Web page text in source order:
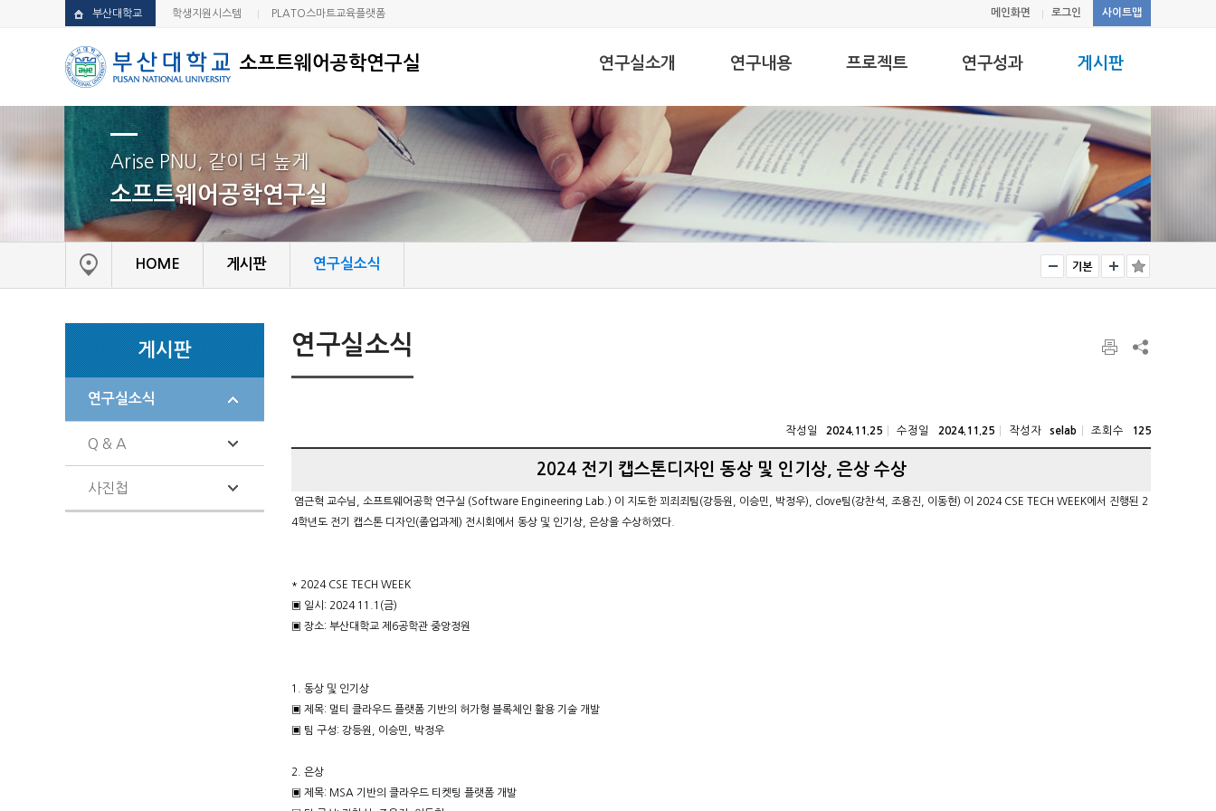
소프트웨어공학연구실
부산대학교 학생지원시스템 PLATO스마트교육플랫폼 메인화면 로그인 사이트맵
연구실소개
연구실소개
지도교수
연구실구성원
졸업생현황
연구내용
멀티클라우드
마이크로서비스
허가형 블록체인
플랫폼
프로젝트
전체 프로젝트
진행중인 프로젝
완료된 프로젝트
연구성과
학술지 논문
학술회의 논문
특허
게시판
연구실소식
Q & A
사진첩
Arise PNU, 같이 더 높게
소프트웨어공학연구실
HOME 게시판 연구실소식
게시판
연구실소식
Q & A
사진첩
연구실소식
작성일 2024.11.25 수정일 2024.11.25 작성자 selab 조회수 125
2024 전기 캡스톤디자인 동상 및 인기상, 은상 수상
염근혁 교수님, 소프트웨어공학 연구실 (Software Engineering Lab.) 이 지도한 꾀죄죄팀(강등원, 이승민, 박정우), clove팀(강찬석, 조용진, 이동현) 이 2024 CSE TECH WEEK에서 진행된 2
4학년도 전기 캡스톤 디자인(졸업과제) 전시회에서 동상 및 인기상, 은상을 수상하였다.
* 2024 CSE TECH WEEK
▣ 일시: 2024 11.1(금)
▣ 장소: 부산대학교 제6공학관 중앙정원
1. 동상 및 인기상
▣ 제목: 멀티 클라우드 플랫폼 기반의 허가형 블록체인 활용 기술 개발
▣ 팀 구성: 강등원, 이승민, 박정우
2. 은상
▣ 제목: MSA 기반의 클라우드 티켓팅 플랫폼 개발